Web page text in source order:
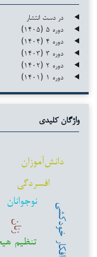
در دست انتشار
دوره ۵ (۱۴۰۵)
دوره ۴ (۱۴۰۴)
دوره ۳ (۱۴۰۳)
دوره ۲ (۱۴۰۲)
دوره ۱ (۱۴۰۱)
واژگان کلیدی
نوجوانان
افسردگی
دانش‌آموزان
زنان
تنظیم
افکار خودکشی